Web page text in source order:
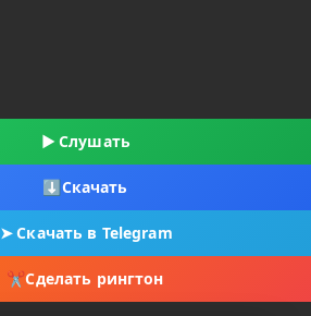
▶ Слушать
⬇Скачать
➤Скачать в Telegram
✂Сделать рингтон